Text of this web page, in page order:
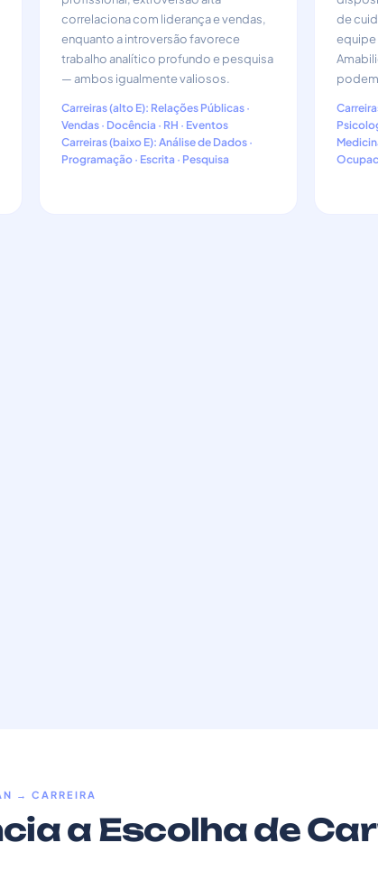
correlaciona com liderança e vendas,
enquanto a introversão favorece
trabalho analítico profundo e pesquisa
— ambos igualmente valiosos.
Carreiras (alto E): Relações Públicas ·
Vendas · Docência · RH · Eventos
Carreiras (baixo E): Análise de Dados ·
Programação · Escrita · Pesquisa
de
equipe
→ CARREIRA
a Escolha de